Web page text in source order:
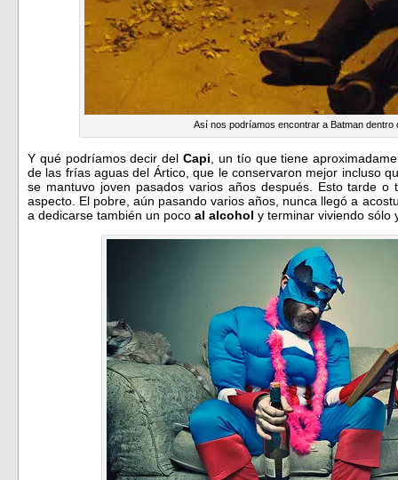
Así nos podríamos encontrar a Batman dentro
Y qué podríamos decir delCapi , un tío que tiene
de las frías aguas del Ártico, que le conservaron mejor incluso
se mantuvo joven pasados varios años después. Esto tarde
aspecto. El pobre, aún pasando varios años, nunca llegó a
a dedicarse también un poco al alcohol y terminar viviendo sólo